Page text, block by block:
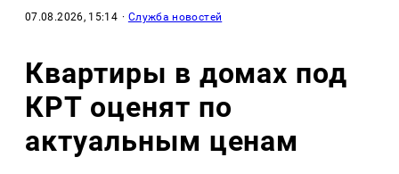
07.08.2026, 15:14 · Служба новостей
Квартиры в домах под
КРТ оценят по
актуальным ценам